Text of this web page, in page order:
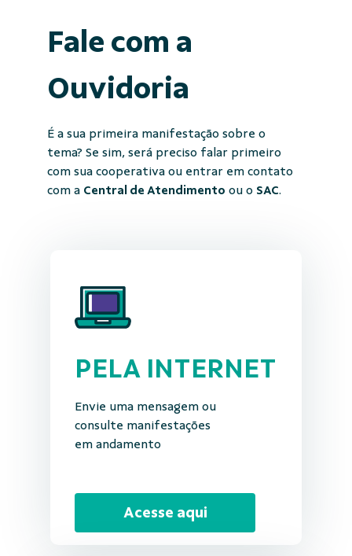
Fale com a
Ouvidoria
É a sua primeira manifestação sobre o
tema? Se sim, será preciso falar primeiro
com sua cooperativa ou entrar em contato
com a Central de Atendimento ou o SAC.
PELA INTERNET
Envie uma mensagem ou
consulte manifestações
em andamento
Acesse aqui